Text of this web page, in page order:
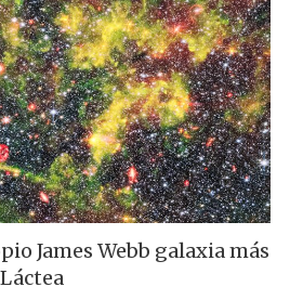
James Webb galaxia más